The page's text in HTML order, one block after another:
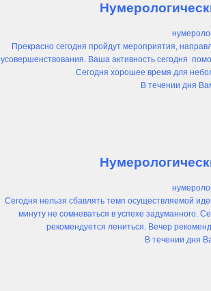
Прекрасно сегодня пройдут мероприятия,
усовершенствования. Ваша активность сегодня
Сегодня хорошее время для
В течении дня
Сегодня нельзя сбавлять темп осуществляемой
минуту не сомневаться в успехе задуманного.
рекомендуется лениться. Вечер
В течении дня